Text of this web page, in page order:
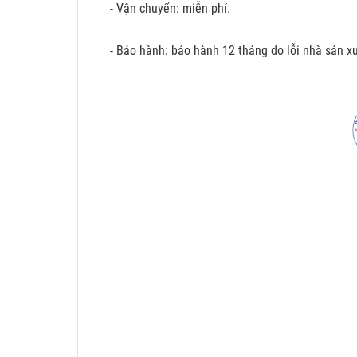
- Vận chuyển: miễn phí.
- Bảo hành: bảo hành 12 tháng do lỗi nhà sản